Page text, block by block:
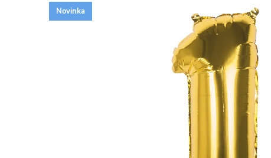
Novinka